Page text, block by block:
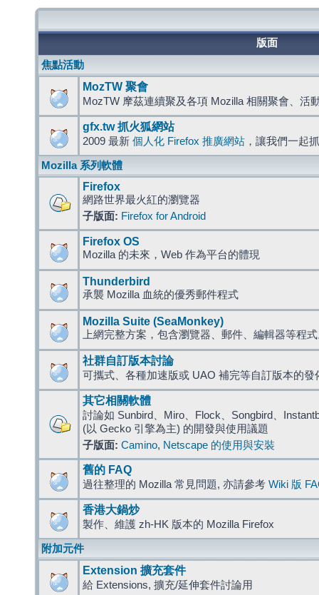
版面
焦點活動
MozTW 聚會
MozTW 摩茲連續聚及各項 Mozilla 相關聚會、活
gfx.tw 抓火狐網站
2009 最新 個人化 Firefox 推廣網站 ，讓我們一起
Mozilla 系列軟體
Firefox
網路世界最火紅的瀏覽器
子版面: Firefox for Android
Firefox OS
Mozilla 的未來，Web 作為平台的體現
Thunderbird
承襲 Mozilla 血統的優秀郵件程式
Mozilla Suite (SeaMonkey)
上網完整方案，包含瀏覽器、郵件、編輯器等程
社群自訂版本討論
可攜式、各種加速版或 UAO 補完等自訂版本的發
其它相關軟體
討論如 Sunbird、Miro、Flock、Songbird、
(以 Gecko 引擎為主) 的開發與使用議題
子版面: Camino, Netscape 的使用與安裝
舊的 FAQ
過往整理的 Mozilla 常見問題, 亦請參考 Wiki 版
香港大鍋炒
製作、維護 zh-HK 版本的 Mozilla Firefox
附加元件
Extension 擴充套件
給 Extensions, 擴充/延伸套件討論用